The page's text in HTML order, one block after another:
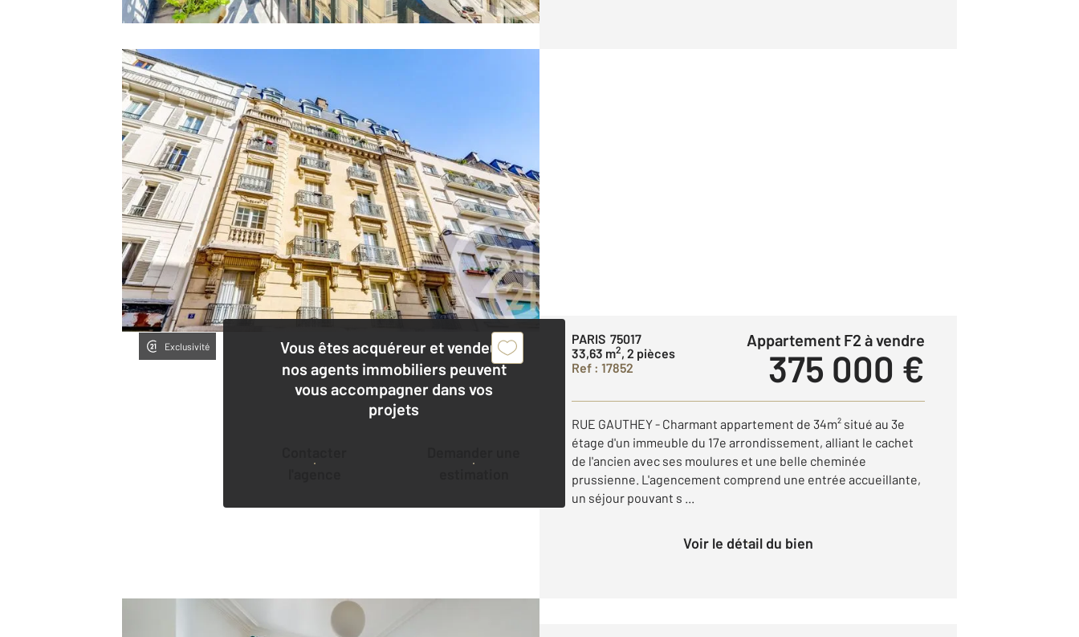
Vous êtes acquéreur et vendeur,
nos agents immobiliers peuvent
vous accompagner dans vos
projets
Exclusivité
PARIS 75017
33,63 m2, 2 pièces
Ref : 17852
Appartement F2 à vendre
375 000 €
RUE GAUTHEY - Charmant appartement de 34m² situé au 3e
étage d'un immeuble du 17e arrondissement, alliant le cachet
de l'ancien avec ses moulures et une belle cheminée
prussienne. L'agencement comprend une entrée accueillante,
un séjour pouvant s ...
Voir le détail du bien